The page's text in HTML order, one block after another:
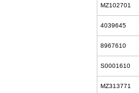
MZ102701
4039645
8967610
S0001610
MZ313771